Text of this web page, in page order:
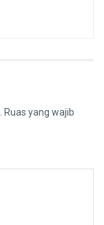
Ruas yang wajib